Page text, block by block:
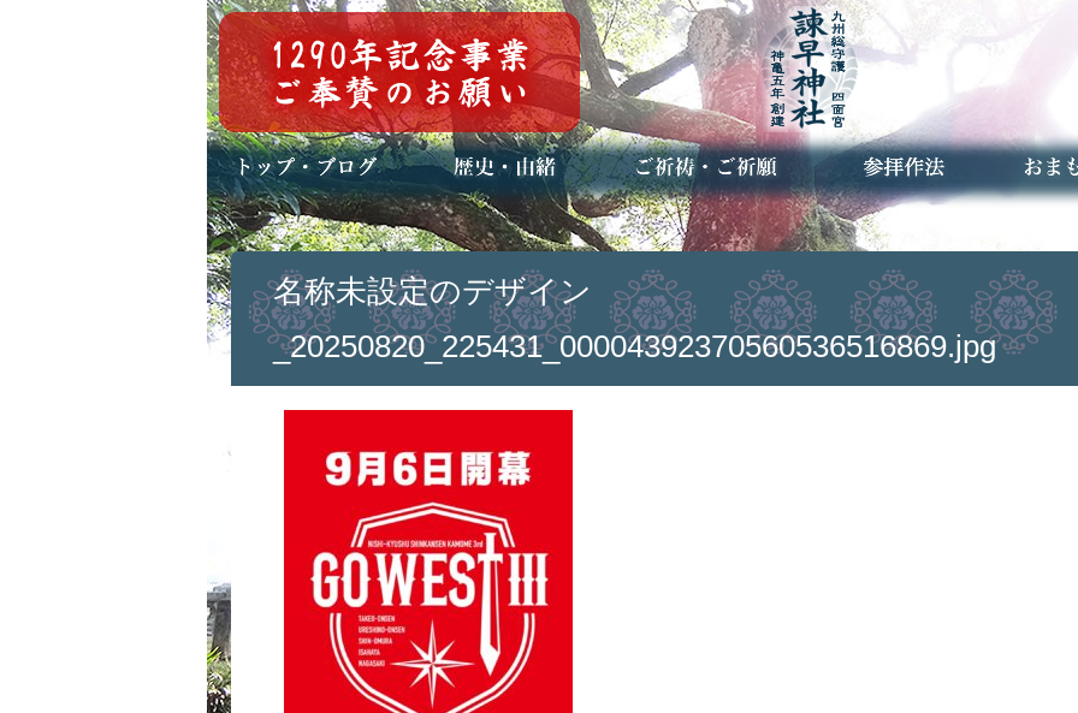
トップページ
ブログ(日々八百万)
お知らせ一覧 歴史・ご祭神
年中行事
メディア掲載 ご祈祷・ご祈願とは
安産祈願
初宮参り
七五三詣
長寿のお祝い
神前結婚式
厄祓い・方位除け
車のお祓い
地鎮祭
神葬祭（神式の葬儀） 神社とは
お参りの作法
名称未設定のデザイン
_20250820_225431_00004392370560536516869.jpg